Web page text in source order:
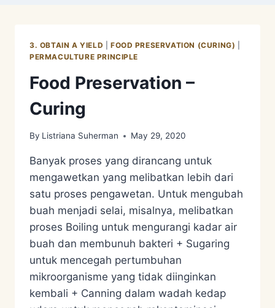
3. OBTAIN A YIELD FOOD PRESERVATION (CURING)
PERMACULTURE PRINCIPLE
Food Preservation –
Curing
By Listriana Suherman May 29, 2020
Banyak proses yang dirancang untuk
mengawetkan yang melibatkan lebih dari
satu proses pengawetan. Untuk mengubah
buah menjadi selai, misalnya, melibatkan
proses Boiling untuk mengurangi kadar air
buah dan membunuh bakteri + Sugaring
untuk mencegah pertumbuhan
mikroorganisme yang tidak diinginkan
kembali + Canning dalam wadah kedap